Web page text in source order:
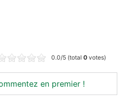
0.0/5 (total 0 votes)
en premier !